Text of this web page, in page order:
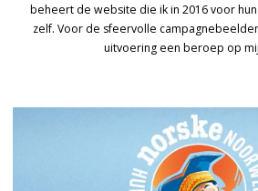
beheert de website die ik in 2016 voor
zelf. Voor de sfeervolle
uitvoering een beroep op